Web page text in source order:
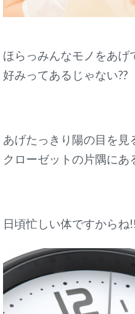
ほらっみんなモノをあげ
好みってあるじゃない??
あげたっきり陽の目を見
クローゼットの片隅にあ
日頃忙しい体ですからね